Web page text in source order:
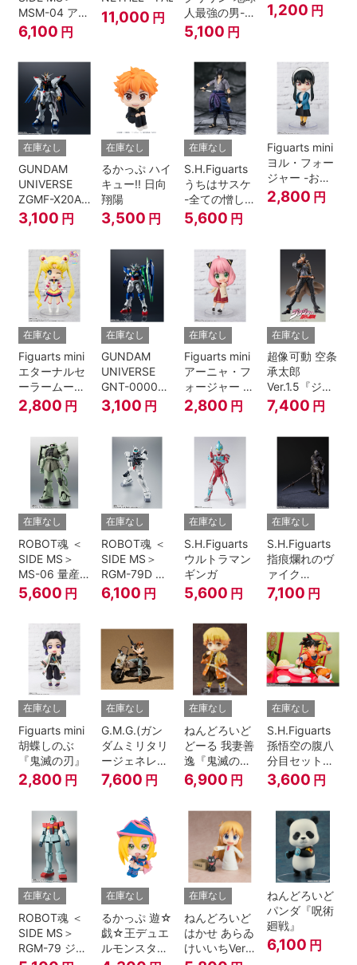
MSM-04 アッ
ガイ ver.
A.N.I.M.E.
6,100 円
11,000 円
人最強の男-
『ドラゴンボ
ールＺ』
5,100 円
＆模型用】
〈HEX〉タイ
1,200 円
在庫なし
GUNDAM
UNIVERSE
ZGMF-X20A
STRIKE
FREEDOM
3,100 円
在庫なし
るかっぷ ハイ
キュー!! 日向
翔陽
3,500 円
在庫なし
S.H.Figuarts
うちはサスケ
-全ての憎しみ
を背負う者-
『NARUTO -
5,600 円
Figuarts mini
ヨル・フォー
ジャー -おで
けけこーで-
『SPY×FAMILY』
2,800 円
在庫なし
Figuarts mini
エターナルセ
ーラームーン-
Cosmos
edition-『美
ラームーン
Cosmos』
2,800 円
在庫なし
GUNDAM
UNIVERSE
GNT-0000
00 QAN[T]
3,100 円
在庫なし
Figuarts mini
アーニャ・フ
ォージャー -
おでけけこー
で-
2,800 円
在庫なし
超像可動 空条
承太郎
Ver.1.5『ジョ
ジョの奇妙な
冒険 第3部』
7,400 円
在庫なし
ROBOT魂 ＜
SIDE MS＞
MS-06 量産
型ザク ver.
A.N.I.M.E.
5,600 円
在庫なし
ROBOT魂 ＜
SIDE MS＞
RGM-79D ジ
ム寒冷地仕様
ver.
6,100 円
在庫なし
S.H.Figuarts
ウルトラマン
ギンガ
5,600 円
在庫なし
S.H.Figuarts
指痕爛れのヴ
ァイク
『ELDEN
RING』
7,100 円
在庫なし
Figuarts mini
胡蝶しのぶ
『鬼滅の刃』
2,800 円
在庫なし
G.M.G.(ガン
ダムミリタリ
ージェネレー
ション） 機動
戦士ガンダム
地球連邦軍V-
SP09 一般兵
士＆連邦兵専
用バイク
7,600 円
在庫なし
ねんどろいど
どーる 我妻善
逸『鬼滅の
刃』
6,900 円
在庫なし
S.H.Figuarts
孫悟空の腹八
分目セット
『ドラゴンボ
ールZ』
3,600 円
在庫なし
ROBOT魂 ＜
SIDE MS＞
RGM-79 ジム
在庫なし
るかっぷ 遊☆
戯☆王デュエ
ルモンスター
在庫なし
ねんどろいど
はかせ あらゐ
けいいちVer.
ねんどろいど
パンダ『呪術
廻戦』
6,100 円